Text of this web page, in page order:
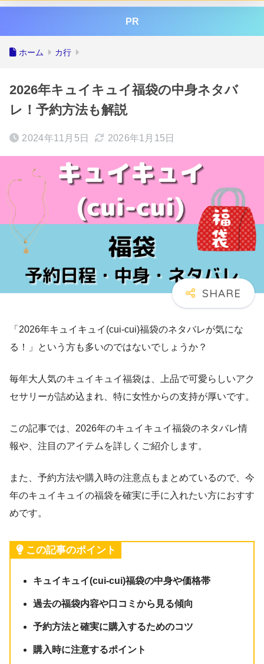
PR
ホーム カ行
2026年キュイキュイ福袋の中身ネタバ
レ！予約方法も解説
2024年11月5日 2026年1月15日
「2026年キュイキュイ(cui-cui)福袋のネタバレが気にな
る！」という方も多いのではないでしょうか？
毎年大人気のキュイキュイ福袋は、上品で可愛らしいアク
セサリーが詰め込まれ、特に女性からの支持が厚いです。
この記事では、2026年のキュイキュイ福袋のネタバレ情
報や、注目のアイテムを詳しくご紹介します。
また、予約方法や購入時の注意点もまとめているので、今
年のキュイキュイの福袋を確実に手に入れたい方におすす
めです。
この記事のポイント
キュイキュイ(cui-cui)福袋の中身や価格帯
過去の福袋内容や口コミから見る傾向
予約方法と確実に購入するためのコツ
購入時に注意するポイント